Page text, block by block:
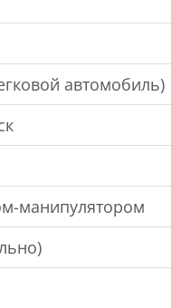
автомобиль)
манипулятором